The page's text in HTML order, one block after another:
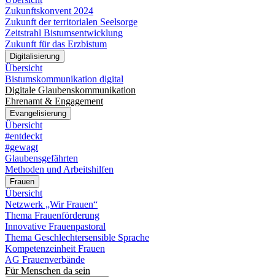
Zukunftskonvent 2024
Zukunft der territorialen Seelsorge
Zeitstrahl Bistumsentwicklung
Zukunft für das Erzbistum
Digitalisierung
Übersicht
Bistumskommunikation digital
Digitale Glaubenskommunikation
Ehrenamt & Engagement
Evangelisierung
Übersicht
#entdeckt
#gewagt
Glaubensgefährten
Methoden und Arbeitshilfen
Frauen
Übersicht
Netzwerk „Wir Frauen“
Thema Frauenförderung
Innovative Frauenpastoral
Thema Geschlechtersensible Sprache
Kompetenzeinheit Frauen
AG Frauenverbände
Für Menschen da sein